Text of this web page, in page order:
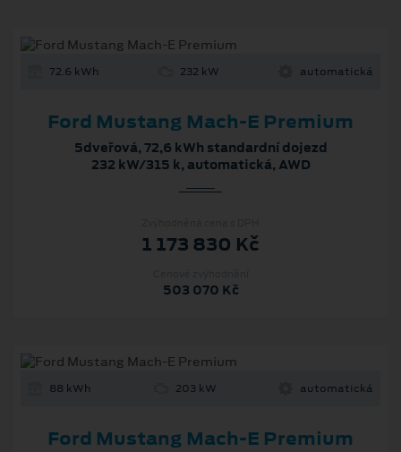
72.6 kWh 232 kW automatická
Ford Mustang Mach‑E Premium
5dveřová, 72,6 kWh standardní dojezd
232 kW/315 k, automatická, AWD
1 173 830 Kč
503 070 Kč
88 kWh 203 kW automatická
Ford Mustang Mach‑E Premium